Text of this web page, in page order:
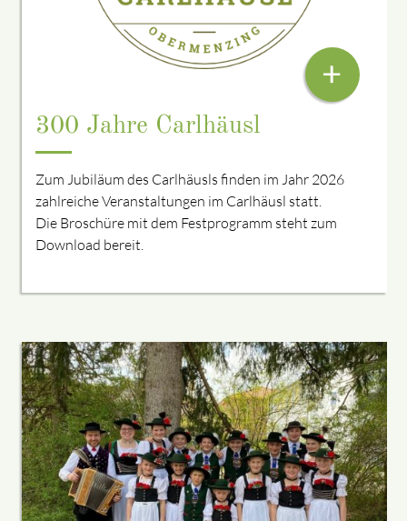
300 Jahre Carlhäusl
Zum Jubiläum des Carlhäusls finden im Jahr 2026
zahlreiche Veranstaltungen im Carlhäusl statt.
Die Broschüre mit dem Festprogramm steht zum
Download bereit.
+